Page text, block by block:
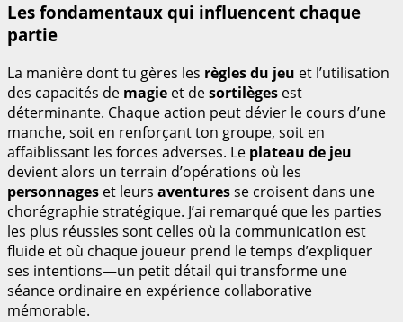
Les fondamentaux qui influencent chaque
partie
La manière dont tu gères les règles du jeu et l’utilisation
des capacités de magie et desortilèges est
déterminante. Chaque action peut dévier le cours d’une
manche, soit en renforçant ton groupe, soit en
affaiblissant les forces adverses. Le plateau de jeu
devient alors un terrain d’opérations où les
personnages et leurs aventuresse croisent dans une
chorégraphie stratégique. J’ai remarqué que les parties
les plus réussies sont celles où la communication est
fluide et où chaque joueur prend le temps d’expliquer
ses intentions—un petit détail qui transforme une
séance ordinaire en expérience collaborative
mémorable.